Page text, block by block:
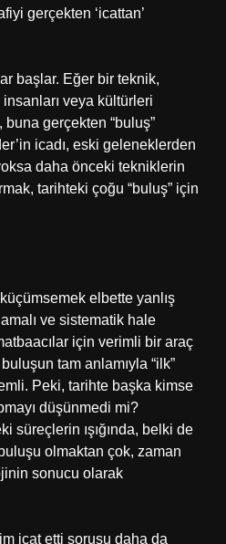
gerçekten ‘icattan’
başlar. Eğer bir teknik,
veya kültürleri
gerçekten “buluş”
icadı, eski geleneklerden
daha önceki tekniklerin
tarihteki çoğu “buluş” için
küçümsemek elbette yanlış
ve sistematik hale
için verimli bir araç
tam anlamıyla “ilk”
Peki, tarihte başka kimse
düşünmedi mi?
süreçlerin ışığında, belki de
olmaktan çok, zaman
sonucu olarak
icat etti sorusu daha da